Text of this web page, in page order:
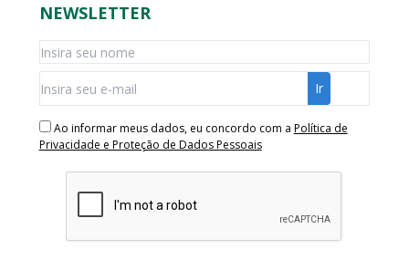
NEWSLETTER
Ao informar meus dados, eu concordo com a Política de
Privacidade e Proteção de Dados Pessoais